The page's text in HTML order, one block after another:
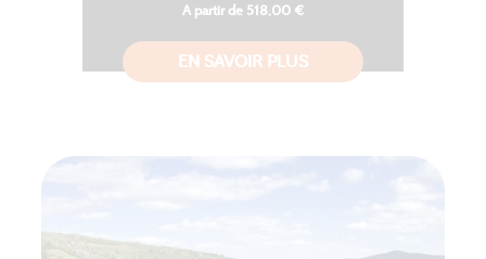
A partir de 518,00 €
EN SAVOIR PLUS